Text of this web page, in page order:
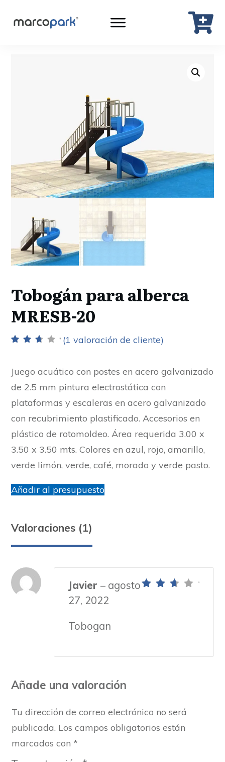
Tobogán para alberca
MRESB-20
base a
de un
(1 valoración de cliente)
Juego acuático con postes en acero galvanizado
de 2.5 mm pintura electrostática con
plataformas y escaleras en acero galvanizado
con recubrimiento plastificado. Accesorios en
plástico de rotomoldeo. Área requerida 3.00 x
3.50 x 3.50 mts. Colores en azul, rojo, amarillo,
verde limón, verde, café, morado y verde pasto.
Añadir al presupuesto
Valoraciones (1)
Javier– agosto
27, 2022
Tobogan
Añade una valoración
Tu dirección de correo electrónico no será
publicada. Los campos obligatorios están
marcados con *